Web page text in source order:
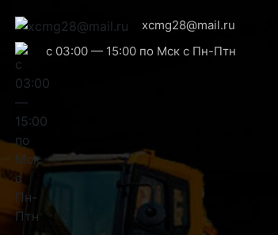
xcmg28@mail.ru
с 03:00 — 15:00 по Мск с Пн-Птн